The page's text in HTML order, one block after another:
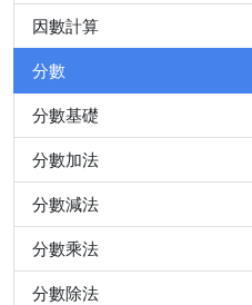
因數計算
分數
分數基礎
分數加法
分數減法
分數乘法
分數除法